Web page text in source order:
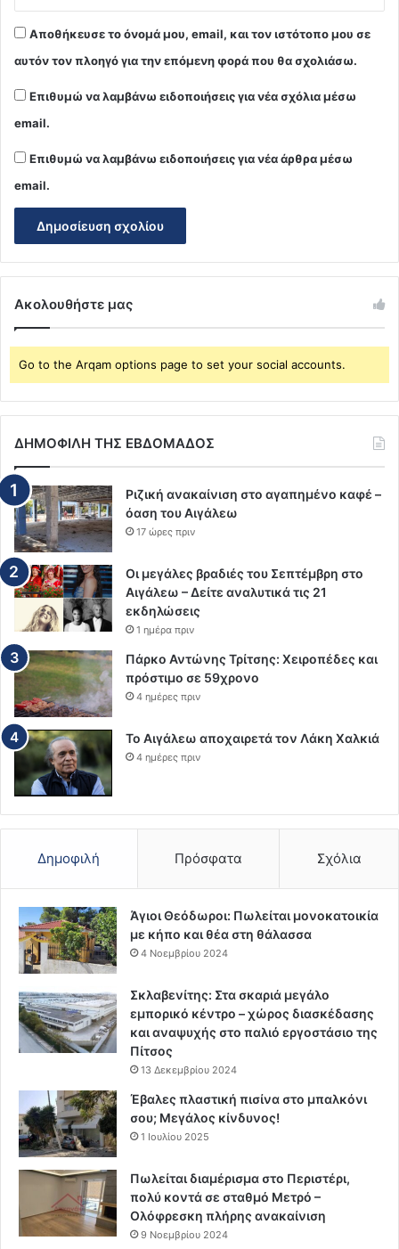
Αποθήκευσε το όνομά μου, email, και τον ιστότοπο μου σε
αυτόν τον πλοηγό για την επόμενη φορά που θα σχολιάσω.
Επιθυμώ να λαμβάνω ειδοποιήσεις για νέα σχόλια μέσω
email.
Επιθυμώ να λαμβάνω ειδοποιήσεις για νέα άρθρα μέσω
email.
Ακολουθήστε μας
Go to the Arqam options page to set your social accounts.
ΔΗΜΟΦΙΛΗ ΤΗΣ ΕΒΔΟΜΑΔΟΣ
Ριζική ανακαίνιση στο αγαπημένο καφέ –
όαση του Αιγάλεω
17 ώρες πριν
Οι μεγάλες βραδιές του Σεπτέμβρη στο
Αιγάλεω – Δείτε αναλυτικά τις 21
εκδηλώσεις
1 ημέρα πριν
Πάρκο Αντώνης Τρίτσης: Χειροπέδες και
πρόστιμο σε 59χρονο
4 ημέρες πριν
Το Αιγάλεω αποχαιρετά τον Λάκη Χαλκιά
4 ημέρες πριν
Δημοφιλή Πρόσφατα Σχόλια
Άγιοι Θεόδωροι: Πωλείται μονοκατοικία
με κήπο και θέα στη θάλασσα
4 Νοεμβρίου 2024
Σκλαβενίτης: Στα σκαριά μεγάλο
εμπορικό κέντρο – χώρος διασκέδασης
και αναψυχής στο παλιό εργοστάσιο της
Πίτσος
13 Δεκεμβρίου 2024
Έβαλες πλαστική πισίνα στο μπαλκόνι
σου; Μεγάλος κίνδυνος!
1 Ιουλίου 2025
Πωλείται διαμέρισμα στο Περιστέρι,
πολύ κοντά σε σταθμό Μετρό –
Ολόφρεσκη πλήρης ανακαίνιση
9 Νοεμβρίου 2024